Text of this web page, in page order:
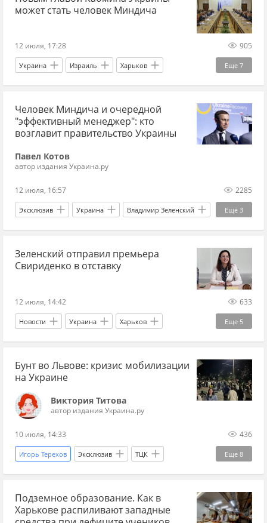
может стать человек Миндича
12 июля, 17:28 905
Еще 7
Украина Израиль Харьков
Владимир Зеленский Сергей Корецкий
Ярослав Железняк Украина.ру
Рада Новости
Человек Миндича и очередной
"эффективный менеджер": кто
возглавит правительство Украины
Павел Котов
автор издания Украина.ру
12 июля, 16:57 2285
Еще 3
Эксклюзив Украина Владимир Зеленский
Михаил Федоров Нафтогаз
Сергей Корецкий
Зеленский отправил премьера
Свириденко в отставку
12 июля, 14:42 633
Еще 5
Новости Украина Харьков
Владимир Зеленский Александр Федоров
Нафтогаз Минобороны Минэнерго
Бунт во Львове: кризис мобилизации
на Украине
Виктория Титова
автор издания Украина.ру
10 июля, 14:33 436
Еще 8
Игорь Терехов Эксклюзив ТЦК
Владимир Зеленский Львов Украина
Нацполиция Офис президента
Ирина Геращенко Киев Украина.ру
Подземное образование. Как в
Харькове распиливают западные